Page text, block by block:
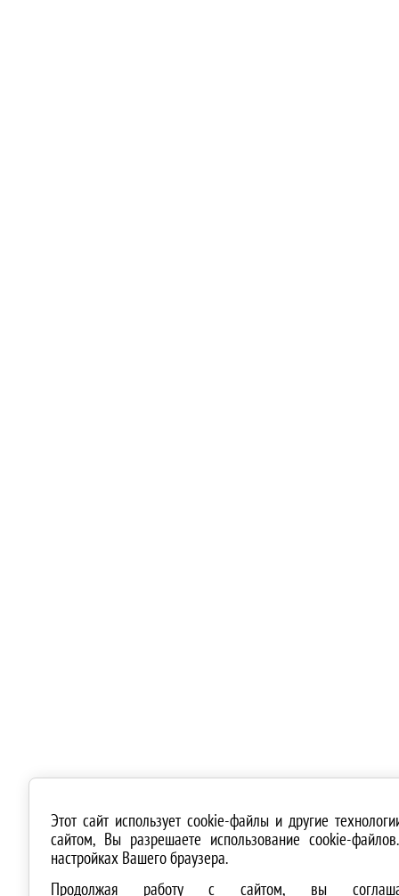
Этот сайт использует cookie-файлы и другие
сайтом, Вы разрешаете использование cookie-
настройках Вашего браузера.
Продолжая работу с сайтом, вы